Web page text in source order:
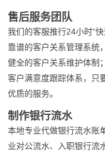
售后服务团队
我们的客服推行24小时“
靠谱的客户关系管理系统
健全的客户关系维护体制
客户满意度跟踪体系，只
优质的服务。
制作银行流水
本地专业代做银行流水账
业对公流水、入职银行流